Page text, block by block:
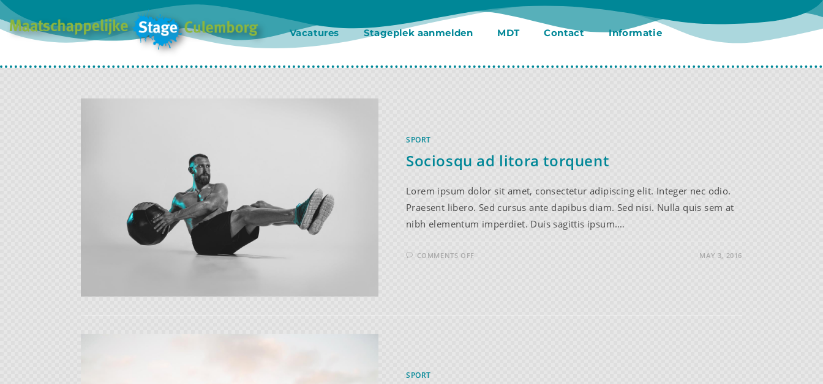
Vacatures Stageplek aanmelden MDT Contact Informatie
SPORT
Sociosqu ad litora torquent
Lorem ipsum dolor sit amet, consectetur adipiscing elit. Integer nec odio.
Praesent libero. Sed cursus ante dapibus diam. Sed nisi. Nulla quis sem at
nibh elementum imperdiet. Duis sagittis ipsum.…
COMMENTS OFF MAY 3, 2016
SPORT